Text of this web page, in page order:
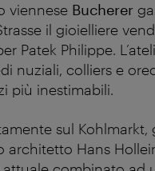
viennese Bucherer
il gioielliere
Patek Philippe.
nuziali, colliers e
più inestimabili.
sul
architetto Hans